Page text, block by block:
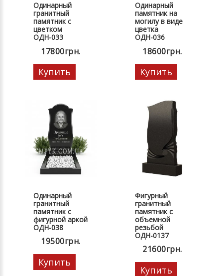
Одинарный
гранитный
памятник с
цветком
ОДН-033
17800грн.
Купить
Одинарный
памятник на
могилу в виде
цветка
ОДН-036
18600грн.
Купить
Одинарный
гранитный
памятник с
фигурной аркой
ОДН-038
19500грн.
Купить
Фигурный
гранитный
памятник с
объемной
резьбой
ОДН-0137
21600грн.
Купить